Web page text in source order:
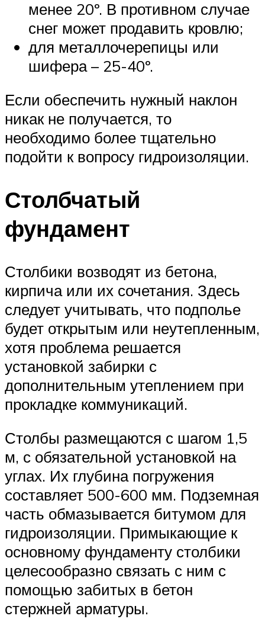
менее 20º. В противном случае
снег может продавить кровлю;
для металлочерепицы или
шифера – 25-40º.
Если обеспечить нужный наклон
никак не получается, то
необходимо более тщательно
подойти к вопросу гидроизоляции.
Столбчатый
фундамент
Столбики возводят из бетона,
кирпича или их сочетания. Здесь
следует учитывать, что подполье
будет открытым или неутепленным,
хотя проблема решается
установкой забирки с
дополнительным утеплением при
прокладке коммуникаций.
Столбы размещаются с шагом 1,5
м, с обязательной установкой на
углах. Их глубина погружения
составляет 500-600 мм. Подземная
часть обмазывается битумом для
гидроизоляции. Примыкающие к
основному фундаменту столбики
целесообразно связать с ним с
помощью забитых в бетон
стержней арматуры.